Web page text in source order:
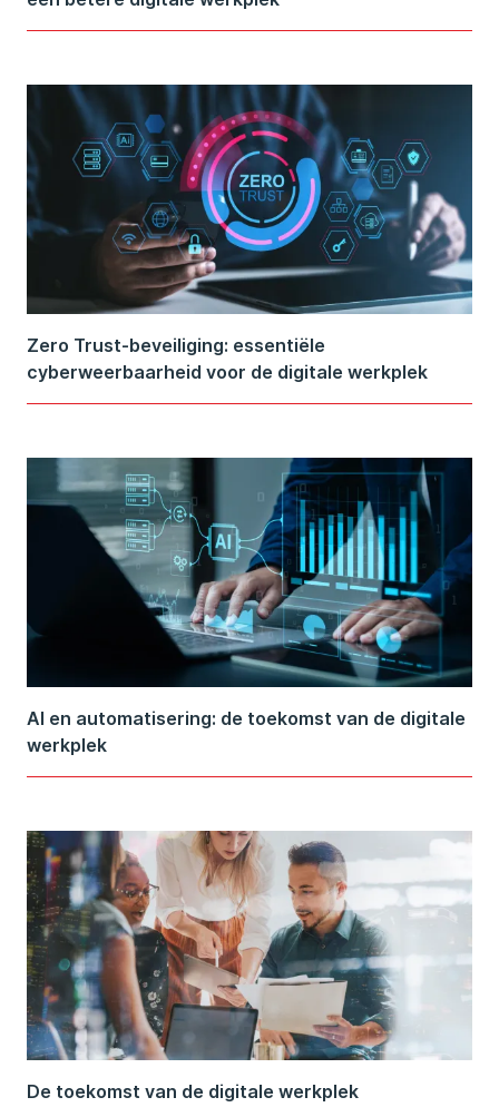
Zero Trust-beveiliging: essentiële
cyberweerbaarheid voor de digitale werkplek
AI en automatisering: de toekomst van de digitale
werkplek
De toekomst van de digitale werkplek